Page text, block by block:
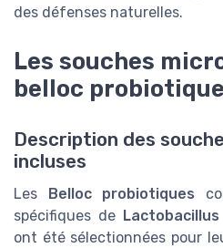
des défenses naturelles.
Les souches
belloc probiotique
Description des
incluses
Les Belloc probiotiques
spécifiques de Lactobacillus
ont été sélectionnées pour